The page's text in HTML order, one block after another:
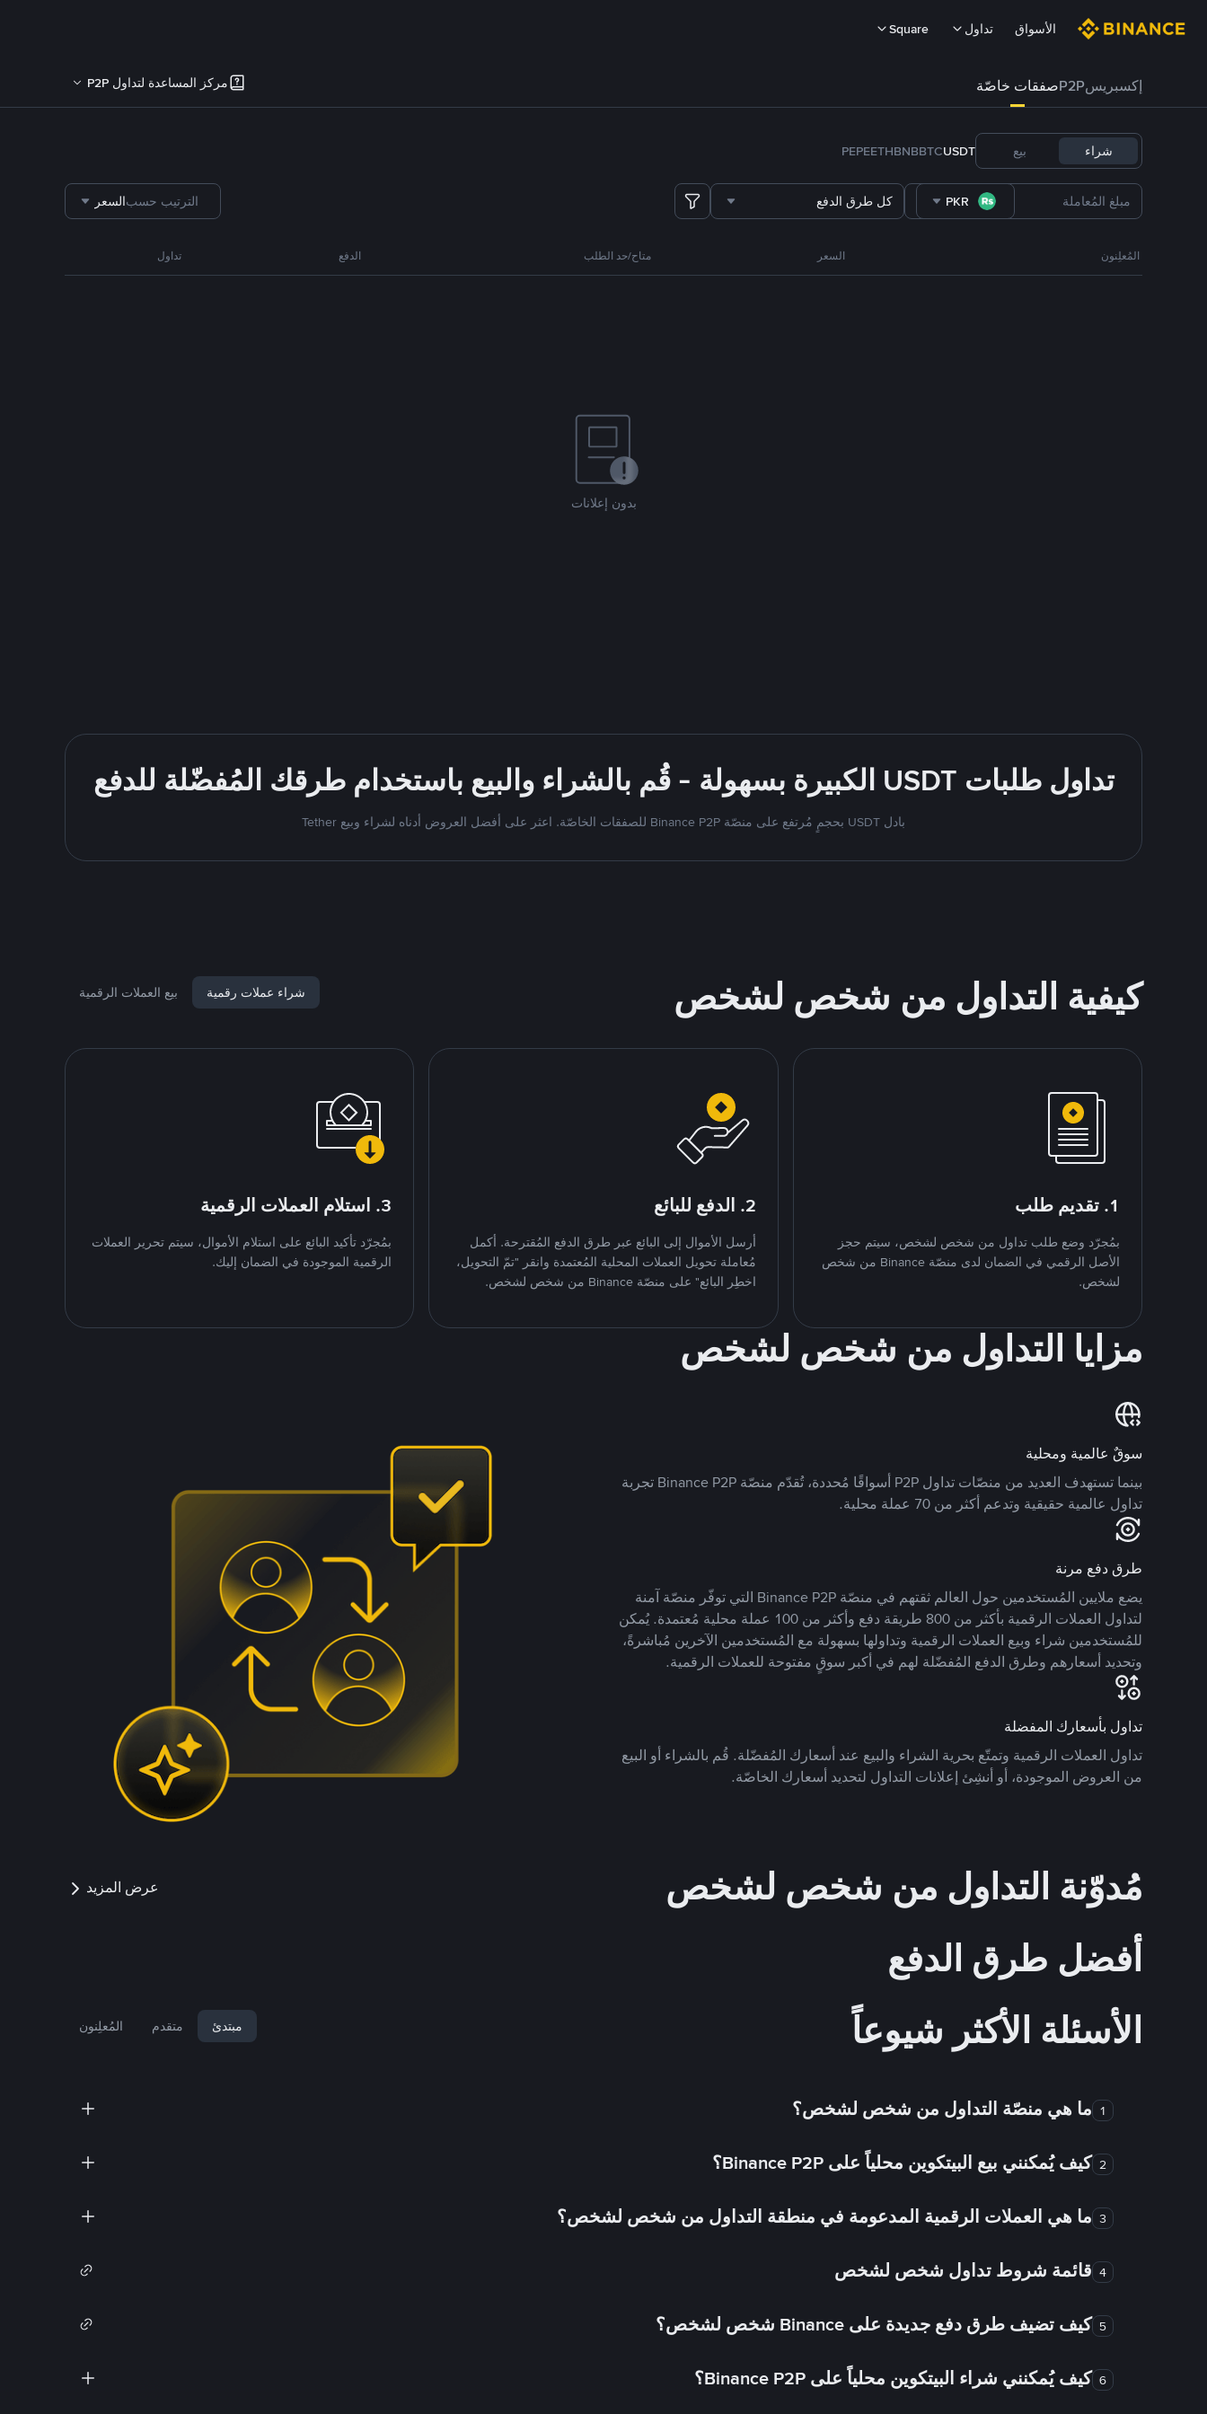
الأسواق تداول Square
إكسبريسP2Pصفقات خاصّة مركز المساعدة لتداول P2P
شراء بيع USDT
BTC
BNB
ETH
PEPE
PKR كل طرق الدفع الترتيب حسبالسعر
المُعلِنون السعر متاح/حد الطلب الدفع تداول
بدون إعلانات
تداول طلبات USDT الكبيرة بسهولة - قُم بالشراء والبيع باستخدام طرقك المُفضّلة للدفع
بادل USDT بحجمٍ مُرتفع على منصّة Binance P2P للصفقات الخاصّة. اعثر على أفضل العروض أدناه لشراء وبيع Tether
كيفية التداول من شخص لشخص شراء عملات رقمية بيع العملات الرقمية
1. تقديم طلب
بمُجرّد وضع طلب تداول من شخص لشخص، سيتم حجز
الأصل الرقمي في الضمان لدى منصّة Binance من شخص
لشخص.
2. الدفع للبائع
أرسل الأموال إلى البائع عبر طرق الدفع المُقترحة. أكمل
مُعاملة تحويل العملات المحلية المُعتمدة وانقر "تمّ التحويل،
اخطِر البائع" على منصّة Binance من شخص لشخص.
3. استلام العملات الرقمية
بمُجرّد تأكيد البائع على استلام الأموال، سيتم تحرير العملات
الرقمية الموجودة في الضمان إليك.
مزايا التداول من شخص لشخص
سوقٌ عالمية ومحلية
بينما تستهدف العديد من منصّات تداول P2P أسواقًا مُحددة، تُقدّم منصّة Binance P2P تجربة
تداول عالمية حقيقية وتدعم أكثر من 70 عملة محلية.
طرق دفع مرنة
يضع ملايين المُستخدمين حول العالم ثقتهم في منصّة Binance P2P التي توفّر منصّة آمنة
لتداول العملات الرقمية بأكثر من 800 طريقة دفع وأكثر من 100 عملة محلية مُعتمدة. يُمكن
للمُستخدمين شراء وبيع العملات الرقمية وتداولها بسهولة مع المُستخدمين الآخرين مُباشرةً،
وتحديد أسعارهم وطرق الدفع المُفضّلة لهم في أكبر سوقٍ مفتوحة للعملات الرقمية.
تداول بأسعارك المفضلة
تداول العملات الرقمية وتمتّع بحرية الشراء والبيع عند أسعارك المُفضّلة. قُم بالشراء أو البيع
من العروض الموجودة، أو أنشِئ إعلانات التداول لتحديد أسعارك الخاصّة.
مُدوّنة التداول من شخص لشخص عرض المزيد
أفضل طرق الدفع
الأسئلة الأكثر شيوعاً
مبتدئ متقدم المُعلِنون
1 ما هي منصّة التداول من شخص لشخص؟
2 كيف يُمكنني بيع البيتكوين محلياً على Binance P2P؟
3 ما هي العملات الرقمية المدعومة في منطقة التداول من شخص لشخص؟
4 قائمة شروط تداول شخص لشخص
5 كيف تضيف طرق دفع جديدة على Binance شخص لشخص؟
6 كيف يُمكنني شراء البيتكوين محلياً على Binance P2P؟